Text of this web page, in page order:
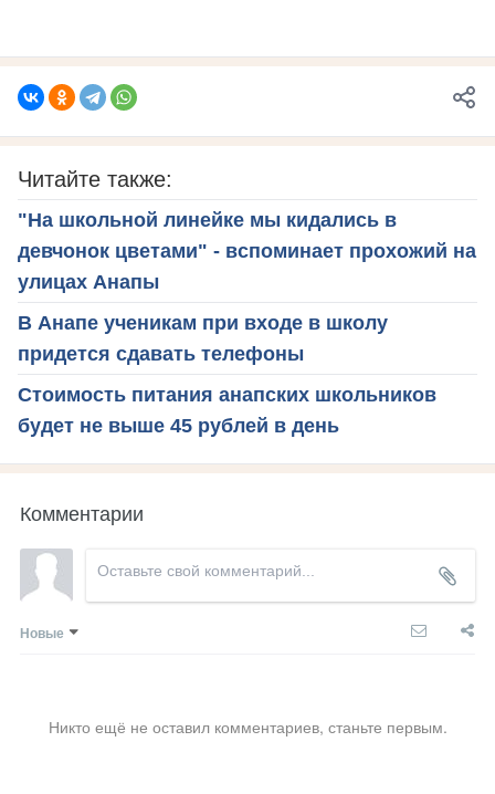
Читайте также:
"На школьной линейке мы кидались в
девчонок цветами" - вспоминает прохожий на
улицах Анапы
В Анапе ученикам при входе в школу
придется сдавать телефоны
Стоимость питания анапских школьников
будет не выше 45 рублей в день
Комментарии
Новые
Никто ещё не оставил комментариев, станьте первым.